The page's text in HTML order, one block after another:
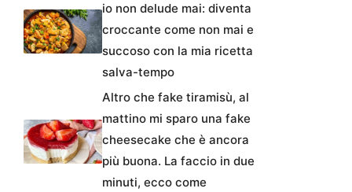
io non delude mai: diventa
croccante come non mai e
succoso con la mia ricetta
salva-tempo
Altro che fake tiramisù, al
mattino mi sparo una fake
cheesecake che è ancora
più buona. La faccio in due
minuti, ecco come